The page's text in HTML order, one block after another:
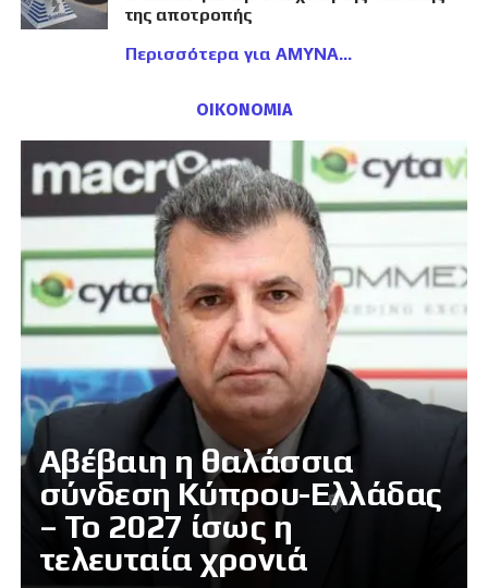
της αποτροπής
Περισσότερα για ΑΜΥΝΑ
ΟΙΚΟΝΟΜΙΑ
Αβέβαιη η θαλάσσια
σύνδεση Κύπρου-Ελλάδας
– Το 2027 ίσως η
τελευταία χρονιά